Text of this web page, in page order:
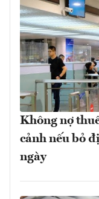
Không nợ
cảnh nếu bỏ
ngày